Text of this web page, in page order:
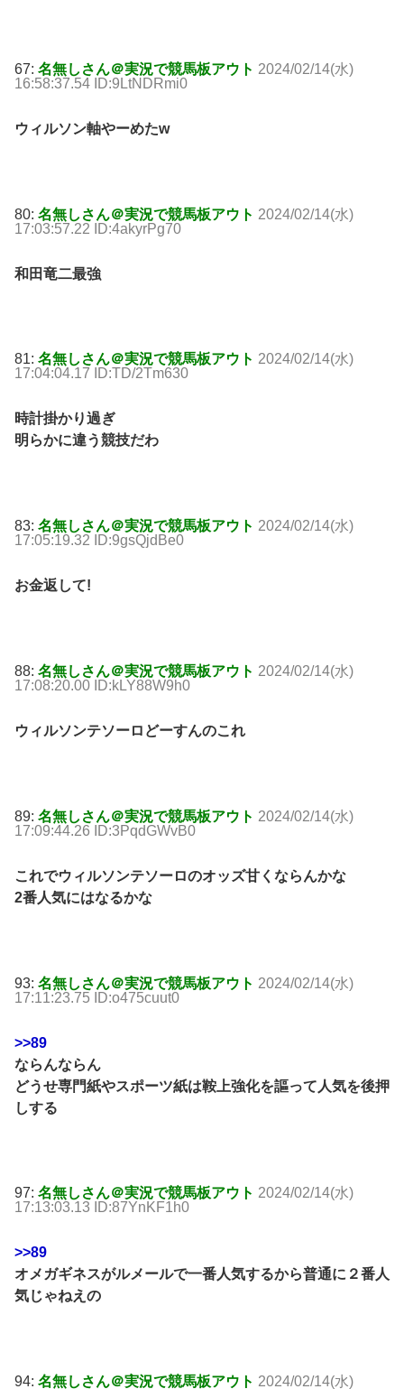
67: 名無しさん＠実況で競馬板アウト 2024/02/14(水)
16:58:37.54 ID:9LtNDRmi0
ウィルソン軸やーめたw
80: 名無しさん＠実況で競馬板アウト 2024/02/14(水)
17:03:57.22 ID:4akyrPg70
和田竜二最強
81: 名無しさん＠実況で競馬板アウト 2024/02/14(水)
17:04:04.17 ID:TD/2Tm630
時計掛かり過ぎ
明らかに違う競技だわ
83: 名無しさん＠実況で競馬板アウト 2024/02/14(水)
17:05:19.32 ID:9gsQjdBe0
お金返して!
88: 名無しさん＠実況で競馬板アウト 2024/02/14(水)
17:08:20.00 ID:kLY88W9h0
ウィルソンテソーロどーすんのこれ
89: 名無しさん＠実況で競馬板アウト 2024/02/14(水)
17:09:44.26 ID:3PqdGWvB0
これでウィルソンテソーロのオッズ甘くならんかな
2番人気にはなるかな
93: 名無しさん＠実況で競馬板アウト 2024/02/14(水)
17:11:23.75 ID:o475cuut0
>>89
ならんならん
どうせ専門紙やスポーツ紙は鞍上強化を謳って人気を後押
しする
97: 名無しさん＠実況で競馬板アウト 2024/02/14(水)
17:13:03.13 ID:87YnKF1h0
>>89
オメガギネスがルメールで一番人気するから普通に２番人
気じゃねえの
94: 名無しさん＠実況で競馬板アウト 2024/02/14(水)